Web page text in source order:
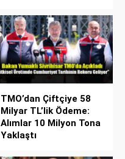
TMO’dan Çiftçiye 58
Milyar TL’lik Ödeme:
Alımlar 10 Milyon Tona
Yaklaştı